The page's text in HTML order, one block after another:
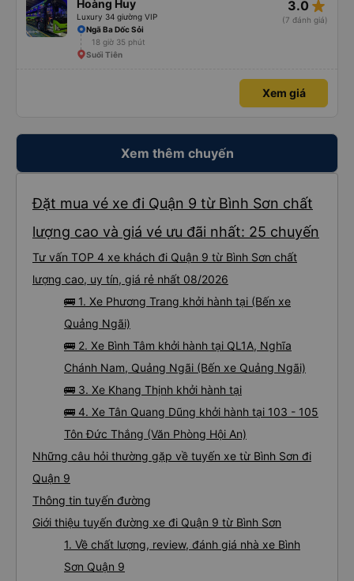
Hoàng Huy
Luxury 34 giường VIP
3.0 star_rate
(7 đánh giá)
Ngã Ba Dốc Sỏi
18 giờ 35 phút
Suối Tiên
Xem giá
Xem thêm chuyến
Đặt mua vé xe đi Quận 9 từ Bình Sơn chất
lượng cao và giá vé ưu đãi nhất: 25 chuyến
Tư vấn TOP 4 xe khách đi Quận 9 từ Bình Sơn chất
lượng cao, uy tín, giá rẻ nhất 08/2026
🚌 1. Xe Phương Trang khởi hành tại (Bến xe
Quảng Ngãi)
🚌 2. Xe Bình Tâm khởi hành tại QL1A, Nghĩa
Chánh Nam, Quảng Ngãi (Bến xe Quảng Ngãi)
🚌 3. Xe Khang Thịnh khởi hành tại
🚌 4. Xe Tân Quang Dũng khởi hành tại 103 - 105
Tôn Đức Thắng (Văn Phòng Hội An)
Những câu hỏi thường gặp về tuyến xe từ Bình Sơn đi
Quận 9
Thông tin tuyến đường
Giới thiệu tuyến đường xe đi Quận 9 từ Bình Sơn
1. Về chất lượng, review, đánh giá nhà xe Bình
Sơn Quận 9